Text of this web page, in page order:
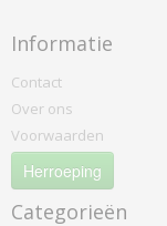
Informatie
Contact
Over ons
Voorwaarden
Herroeping
Categorieën